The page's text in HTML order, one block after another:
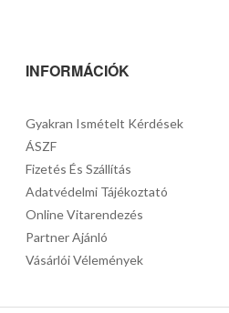
INFORMÁCIÓK
Gyakran Ismételt Kérdések
ÁSZF
Fizetés És Szállítás
Adatvédelmi Tájékoztató
Online Vitarendezés
Partner Ajánló
Vásárlói Vélemények